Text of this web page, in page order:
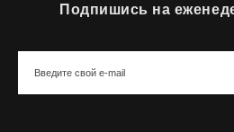
Подпишись на